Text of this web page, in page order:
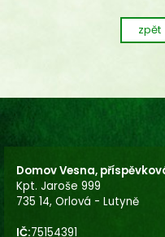
zpět
Domov Vesna,
Kpt. Jaroše 999
735 14, Orlová - Lutyně
IČ:75154391